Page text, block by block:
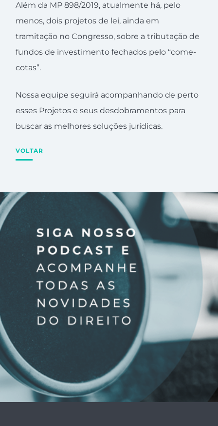
Além da MP 898/2019, atualmente há, pelo
menos, dois projetos de lei, ainda em
tramitação no Congresso, sobre a tributação de
fundos de investimento fechados pelo “come-
cotas”.
Nossa equipe seguirá acompanhando de perto
esses Projetos e seus desdobramentos para
buscar as melhores soluções jurídicas.
VOLTAR